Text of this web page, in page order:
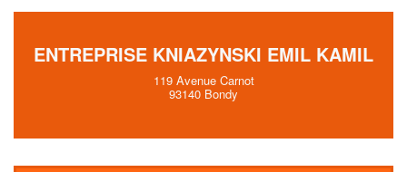
ENTREPRISE KNIAZYNSKI EMIL KAMIL
119 Avenue Carnot
93140 Bondy